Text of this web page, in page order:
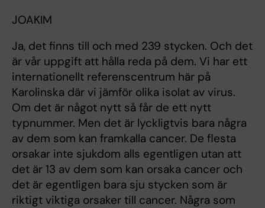
JOAKIM
Ja, det finns till och med 239 stycken. Och det
är vår uppgift att hålla reda på dem. Vi har ett
internationellt referenscentrum här på
Karolinska där vi jämför olika isolat av virus.
Om det är något nytt så får de ett nytt
typnummer. Men det är lyckligtvis bara några
av dem som kan framkalla cancer. De flesta
orsakar inte sjukdom alls egentligen utan att
det är 13 av dem som kan orsaka cancer och
det är egentligen bara sju stycken som är
riktigt viktiga orsaker till cancer. Några som